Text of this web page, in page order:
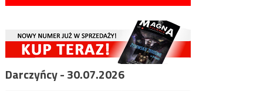
Darczyńcy - 30.07.2026